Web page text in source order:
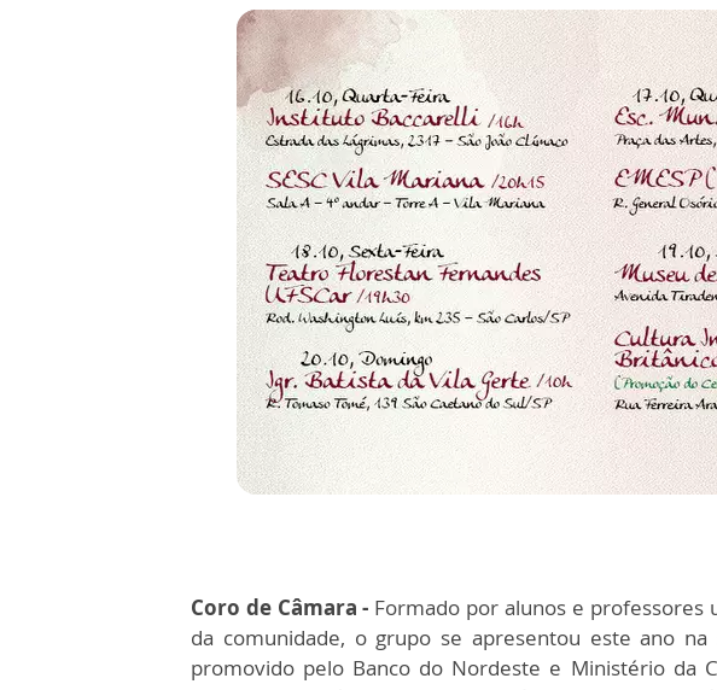
Coro de Câmara - Formado por alunos e professores
da comunidade, o grupo se apresentou este ano
promovido pelo Banco do Nordeste e Ministério da